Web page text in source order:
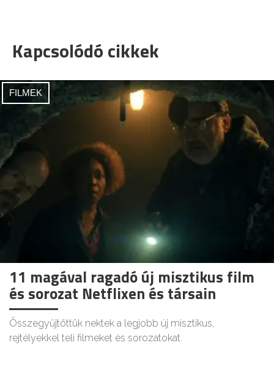
Kapcsolódó cikkek
FILMEK
11 magával ragadó új misztikus film
és sorozat Netflixen és társain
Összegyűjtöttük nektek a legjobb új misztikus,
rejtélyekkel teli filmeket és sorozatokat.